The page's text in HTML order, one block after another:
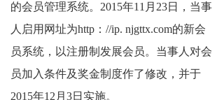
相关处罚
传销案例
违规直销
的会员管理系统。2015年11月23日，当事
人启用网址为http：//ip. njgttx.com的新会
员系统，以注册制发展会员。当事人对会
员加入条件及奖金制度作了修改，并于
2015年12月3日实施。